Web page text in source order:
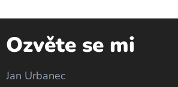
Ozvěte se mi
Jan Urbanec